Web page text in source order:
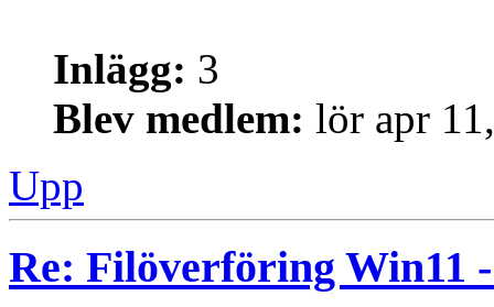
Inlägg: 3
Blev medlem: lör apr
Upp
Re: Filöverföring Win11